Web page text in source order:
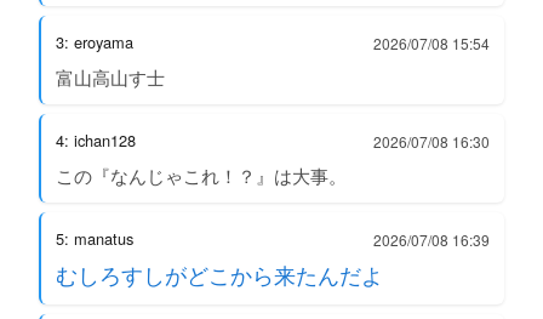
3: eroyama 2026/07/08 15:54
富山高山す士
4: ichan128 2026/07/08 16:30
この『なんじゃこれ！？』は大事。
5: manatus 2026/07/08 16:39
むしろすしがどこから来たんだよ